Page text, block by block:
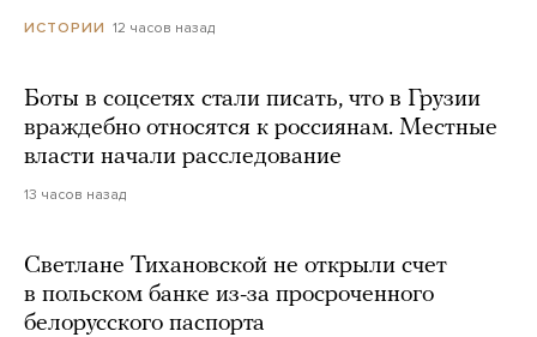
ИСТОРИИ 12 часов назад
Боты в соцсетях стали писать, что в Грузии
враждебно относятся к россиянам. Местные
власти начали расследование
13 часов назад
Светлане Тихановской не открыли счет
в польском банке из-за просроченного
белорусского паспорта